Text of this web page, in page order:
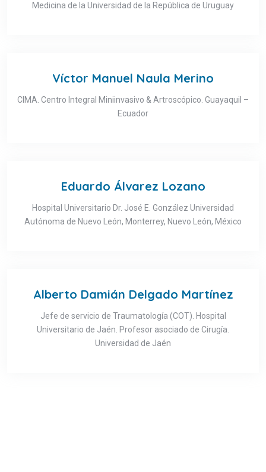
Medicina de la Universidad de la República de Uruguay
Víctor Manuel Naula Merino
CIMA. Centro Integral Miniinvasivo & Artroscópico. Guayaquil –
Ecuador
Eduardo Álvarez Lozano
Hospital Universitario Dr. José E. González Universidad
Autónoma de Nuevo León, Monterrey, Nuevo León, México
Alberto Damián Delgado Martínez
Jefe de servicio de Traumatología (COT). Hospital
Universitario de Jaén. Profesor asociado de Cirugía.
Universidad de Jaén